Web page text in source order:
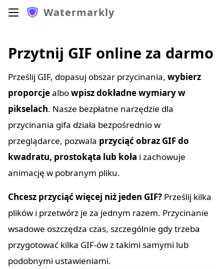
Watermarkly
Przytnij GIF online za darmo
Prześlij GIF, dopasuj obszar przycinania, wybierz
proporcjealbowpisz dokładne wymiary w
pikselach. Nasze bezpłatne narzędzie dla
przycinania gifa działa bezpośrednio w
przeglądarce, pozwala przyciąć obraz GIF do
kwadratu, prostokąta lub koła i zachowuje
animację w pobranym pliku.
Chcesz przyciąć więcej niż jeden GIF? Prześlij kilka
plików i przetwórz je za jednym razem. Przycinanie
wsadowe oszczędza czas, szczególnie gdy trzeba
przygotować kilka GIF-ów z takimi samymi lub
podobnymi ustawieniami.